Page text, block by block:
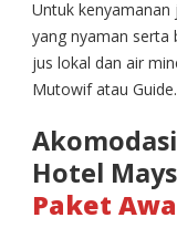
Untuk
yang nyaman serta
jus lokal dan air
Mutowif atau Guide.
Hotel
Paket